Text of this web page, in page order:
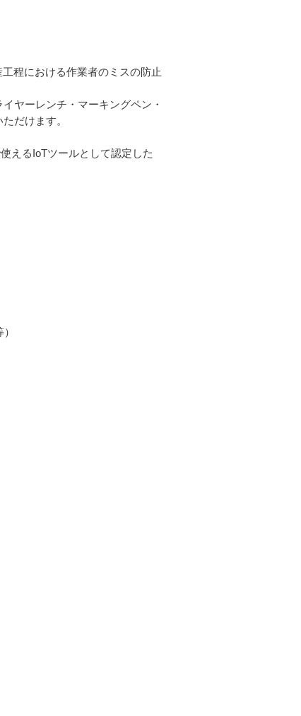
程における作業者のミスの防止
ヤーレンチ・マーキングペン・
だけます。
えるIoTツールとして認定した